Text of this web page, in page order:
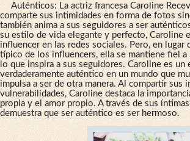
Auténticos: La actriz francesa Caroline
comparte sus intimidades en forma de fotos
también anima a sus seguidores a ser
su estilo de vida elegante y perfecto, Caroline
influencer en las redes sociales. Pero, en lugar
típico de los influencers, ella se mantiene fiel a
lo que inspira a sus seguidores. Caroline es
verdaderamente auténtico en un mundo que
impulsa a ser de otra manera. Al compartir sus
vulnerabilidades, Caroline destaca la
propia y el amor propio. A través de sus
demuestra que ser auténtico es ser hermoso.